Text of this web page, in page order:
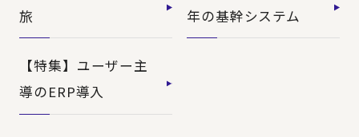
旅
年の基幹システム
【特集】ユーザー主
導のERP導入